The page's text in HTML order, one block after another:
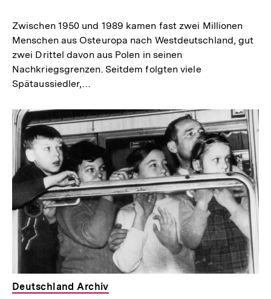
Zwischen 1950 und 1989 kamen fast zwei Millionen
Menschen aus Osteuropa nach Westdeutschland, gut
zwei Drittel davon aus Polen in seinen
Nachkriegsgrenzen. Seitdem folgten viele
Spätaussiedler,…
Deutschland Archiv